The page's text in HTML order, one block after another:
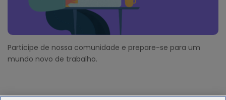
Participe de nossa comunidade e prepare-se para um
mundo novo de trabalho.